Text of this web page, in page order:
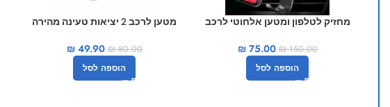
מחזיק לטלפון ומטען אלחוטי לרכב
₪150.00
₪75.00
הוספה לסל
מטען לרכב 2 יציאות טעינה מהירה
₪80.00
₪49.90
הוספה לסל